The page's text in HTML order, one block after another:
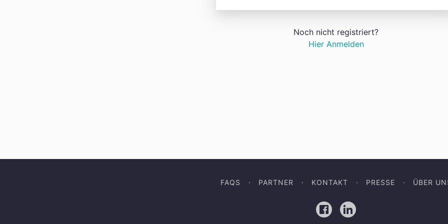
Noch nicht registriert?
Hier Anmelden
FAQS PARTNER KONTAKT PRESSE ÜBER
FacebookLinkedIn